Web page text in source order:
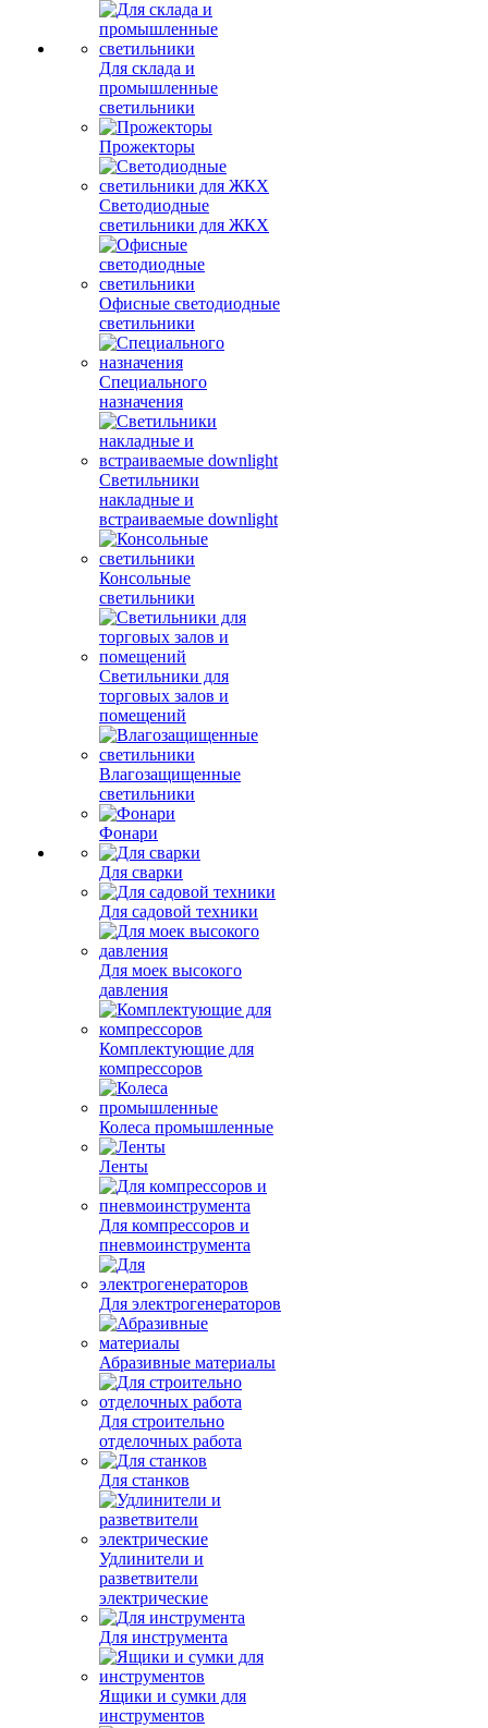
Для склада и
промышленные
светильники
Прожекторы
Светодиодные
светильники для ЖКХ
Офисные светодиодные
светильники
Специального
назначения
Светильники
накладные и
встраиваемые downlight
Консольные
светильники
Светильники для
торговых залов и
помещений
Влагозащищенные
светильники
Фонари
Для сварки
Для садовой техники
Для моек высокого
давления
Комплектующие для
компрессоров
Колеса промышленные
Ленты
Для компрессоров и
пневмоинструмента
Для электрогенераторов
Абразивные материалы
Для строительно
отделочных работа
Для станков
Удлинители и
разветвители
электрические
Для инструмента
Ящики и сумки для
инструментов